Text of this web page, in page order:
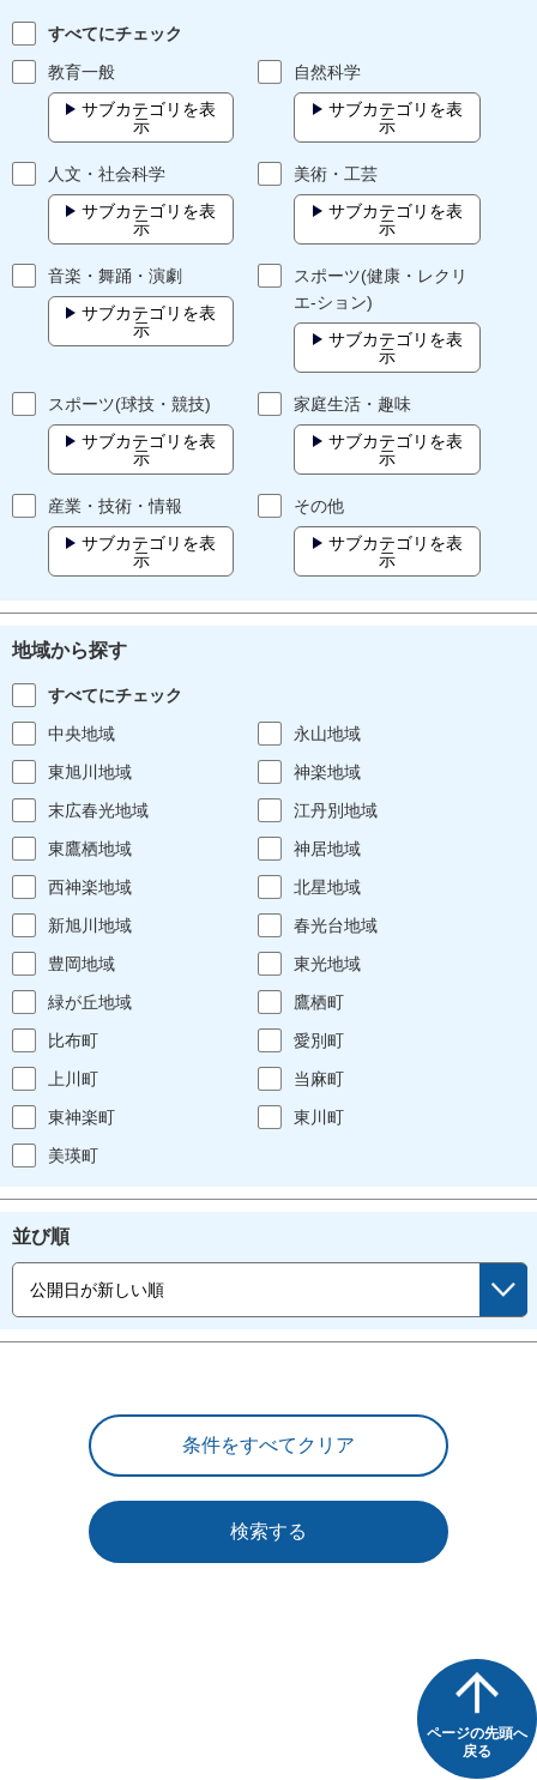
すべてにチェック
教育一般
サブカテゴリを表
示
自然科学
サブカテゴリを表
示
人文・社会科学
サブカテゴリを表
示
美術・工芸
サブカテゴリを表
示
音楽・舞踊・演劇
サブカテゴリを表
示
スポーツ(健康・レクリ
エ-ション)
サブカテゴリを表
示
スポーツ(球技・競技)
サブカテゴリを表
示
家庭生活・趣味
サブカテゴリを表
示
産業・技術・情報
サブカテゴリを表
示
その他
サブカテゴリを表
示
地域から探す
すべてにチェック
中央地域
永山地域
東旭川地域
神楽地域
末広春光地域
江丹別地域
東鷹栖地域
神居地域
西神楽地域
北星地域
新旭川地域
春光台地域
豊岡地域
東光地域
緑が丘地域
鷹栖町
比布町
愛別町
上川町
当麻町
東神楽町
東川町
美瑛町
並び順
検索する
ページの先頭へ
戻る